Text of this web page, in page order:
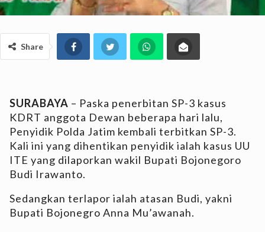
Share
SURABAYA – Paska penerbitan SP-3 kasus
KDRT anggota Dewan beberapa hari lalu,
Penyidik Polda Jatim kembali terbitkan SP-3.
Kali ini yang dihentikan penyidik ialah kasus UU
ITE yang dilaporkan wakil Bupati Bojonegoro
Budi Irawanto.
Sedangkan terlapor ialah atasan Budi, yakni
Bupati Bojonegro Anna Mu’awanah.